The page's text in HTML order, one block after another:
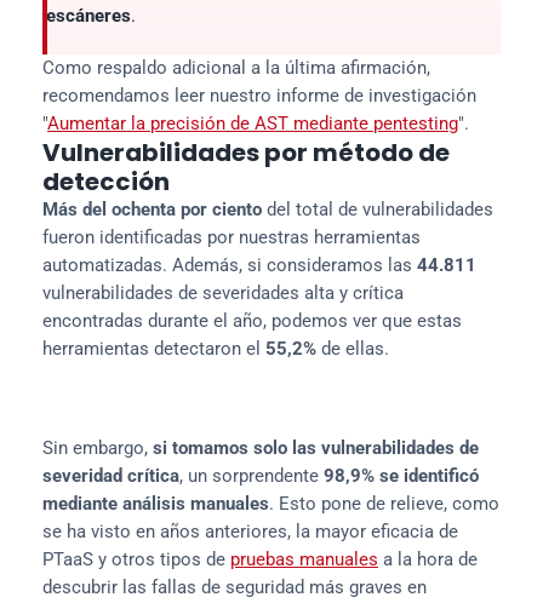
escáneres.
Como respaldo adicional a la última afirmación,
recomendamos leer nuestro informe de investigación
"Aumentar la precisión de AST mediante pentesting".
Vulnerabilidades por método de
detección
Más del ochenta por ciento del total de vulnerabilidades
fueron identificadas por nuestras herramientas
automatizadas. Además, si consideramos las 44.811
vulnerabilidades de severidades alta y crítica
encontradas durante el año, podemos ver que estas
herramientas detectaron el 55,2% de ellas.
Sin embargo, si tomamos solo las vulnerabilidades de
severidad crítica, un sorprendente 98,9% se identificó
mediante análisis manuales. Esto pone de relieve, como
se ha visto en años anteriores, la mayor eficacia de
PTaaS y otros tipos de pruebas manuales a la hora de
descubrir las fallas de seguridad más graves en